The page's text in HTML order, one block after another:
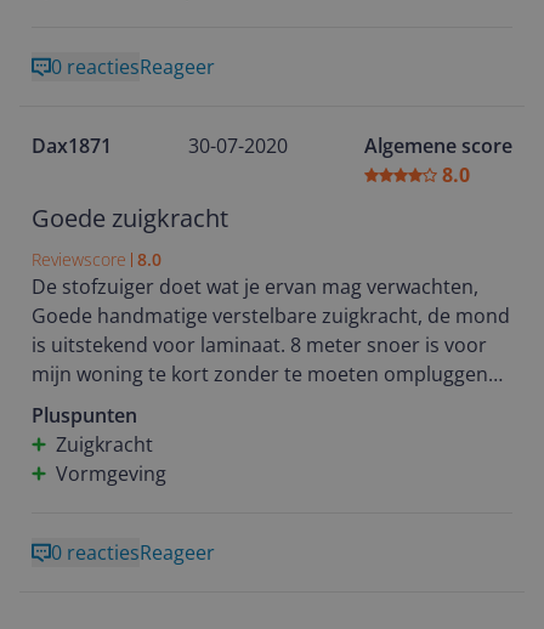
te bergen en altijd bij de hand.
0 reactiesReageer
Dax1871 30-07-2020
Algemene score
8.0
Goede zuigkracht
Reviewscore 8.0
De stofzuiger doet wat je ervan mag verwachten,
Goede handmatige verstelbare zuigkracht, de mond
is uitstekend voor laminaat. 8 meter snoer is voor
mijn woning te kort zonder te moeten ompluggen
dus ik heb er een verlengsnoer aan gedaan. Ik
gebruik de machine een jaar en 3 maanden en geen
echte issues. Nu alleen dat bij de aansluiting van de
slang aan het handvat soms het geluid van een
daarbij een beetje. Even kijken of dat nog binnen
Pluspunten
Zuigkracht
Vormgeving
0 reactiesReageer